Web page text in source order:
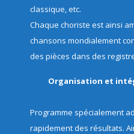
classique, etc.
Chaque choriste est ainsi
chansons mondialement
des pièces dans des
Organisation et
Programme spécialement
rapidement des résultats.